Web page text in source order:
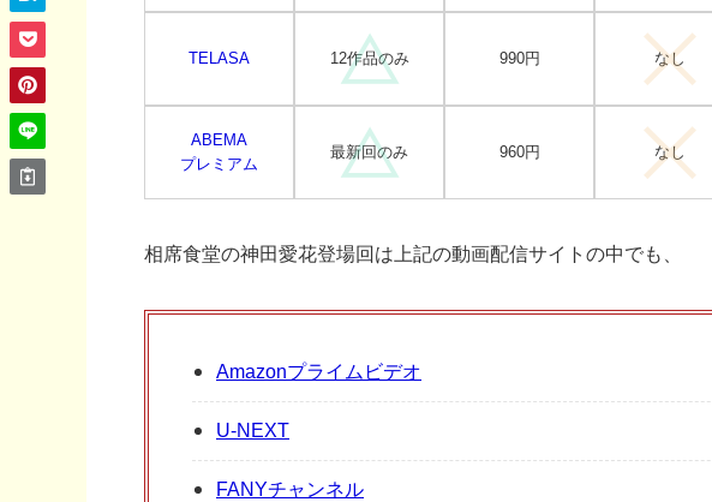
TELASA 12作品のみ 990円 なし
ABEMA
プレミアム
最新回のみ 960円 なし
相席食堂の神田愛花登場回は上記の動画配信サイトの中でも、
Amazonプライムビデオ
U-NEXT
FANYチャンネル